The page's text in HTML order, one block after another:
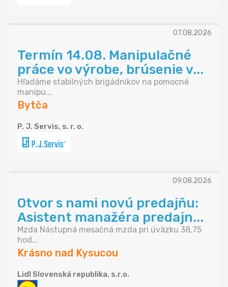
07.08.2026
Termín 14.08. Manipulačné
práce vo výrobe, brúsenie v...
Hľadáme stabilných brigádnikov na pomocné
manipu...
Bytča
P. J. Servis, s. r. o.
09.08.2026
Otvor s nami novú predajňu:
Asistent manažéra predajn...
Mzda Nástupná mesačná mzda pri úväzku 38,75
hod...
Krásno nad Kysucou
Lidl Slovenská republika, s.r.o.